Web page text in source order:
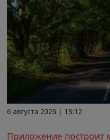
6 августа 2026 | 13:12
Приложение построит